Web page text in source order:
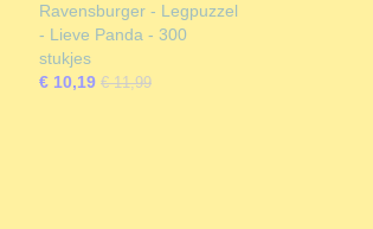
Ravensburger - Legpuzzel
- Lieve Panda - 300
stukjes
€ 10,19 € 11,99